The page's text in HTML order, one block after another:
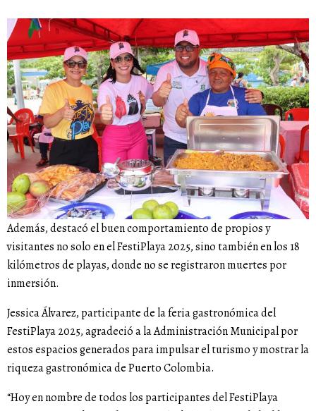
Además, destacó el buen comportamiento de propios y
visitantes no solo en el FestiPlaya 2025, sino también en los 18
kilómetros de playas, donde no se registraron muertes por
inmersión.
Jessica Álvarez, participante de la feria gastronómica del
FestiPlaya 2025, agradeció a la Administración Municipal por
estos espacios generados para impulsar el turismo y mostrar la
riqueza gastronómica de Puerto Colombia.
“Hoy en nombre de todos los participantes del FestiPlaya